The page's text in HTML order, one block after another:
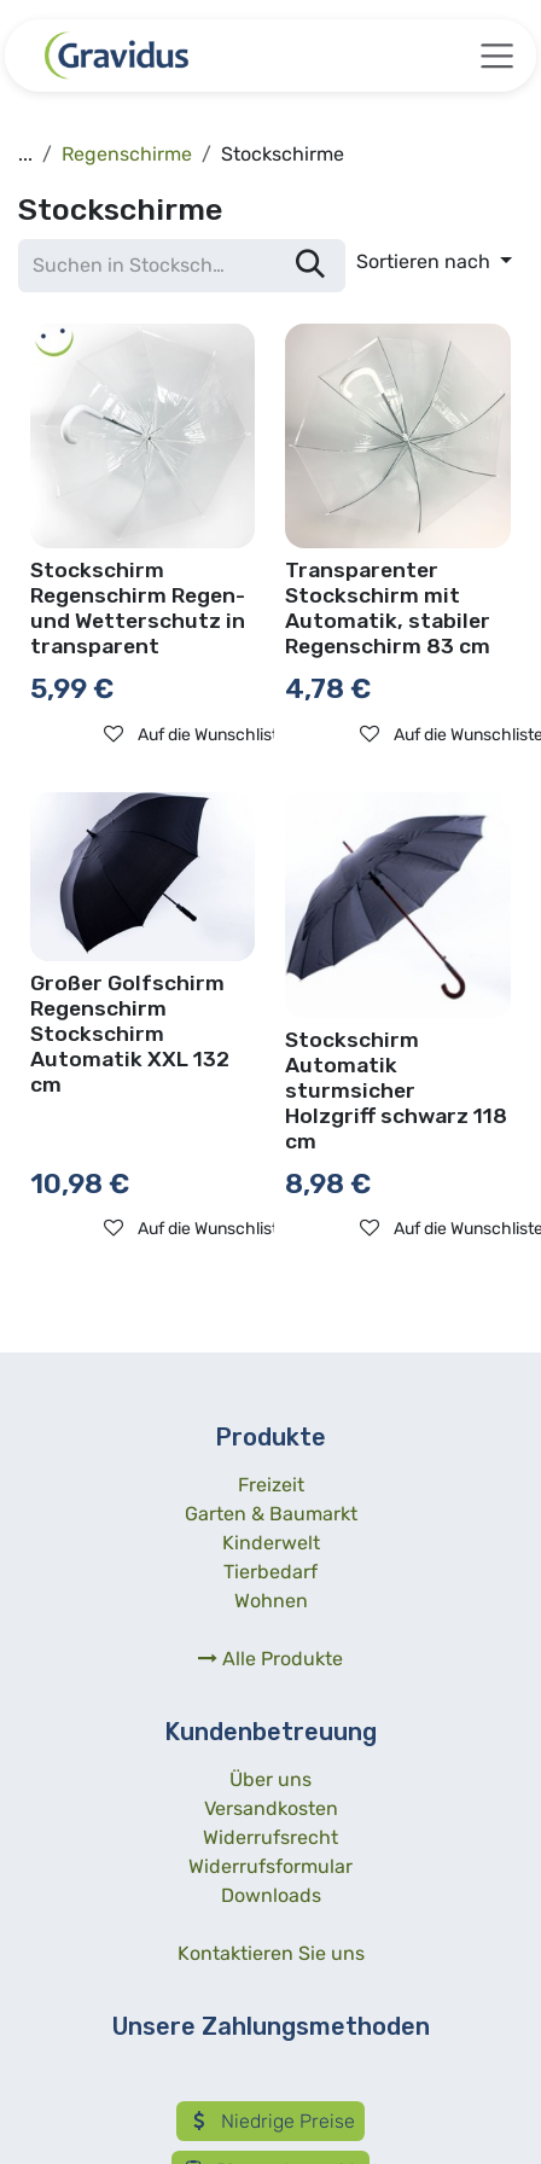
... Regenschirme Stockschirme
Stockschirme
Sortieren nach
Stockschirm
Regenschirm Regen-
und Wetterschutz in
transparent
5,99€
Auf die Wunschliste
Transparenter
Stockschirm mit
Automatik, stabiler
Regenschirm 83 cm
4,78 €
Auf die
Großer Golfschirm
Regenschirm
Stockschirm
Automatik XXL 132
cm
10,98 €
Auf die Wunschliste
Stockschirm
Automatik
sturmsicher
Holzgriff schwarz 118
cm
8,98 €
Auf die
Produkte
Freizeit
Garten & Baumarkt
Kinderwelt
Tierbedarf
Wohnen
Alle Produkte
Kundenbetreuung
Über uns
Versandkosten
Widerrufsrecht
Widerrufsformular
Downloads
Kontaktieren Sie uns
Unsere Zahlungsmethoden
Niedrige Preise